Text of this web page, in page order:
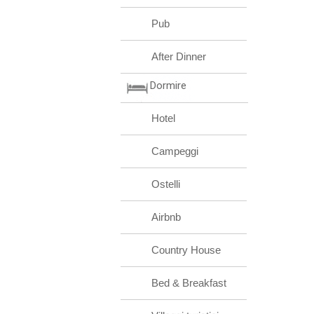
Pub
After Dinner
Dormire
Hotel
Campeggi
Ostelli
Airbnb
Country House
Bed & Breakfast